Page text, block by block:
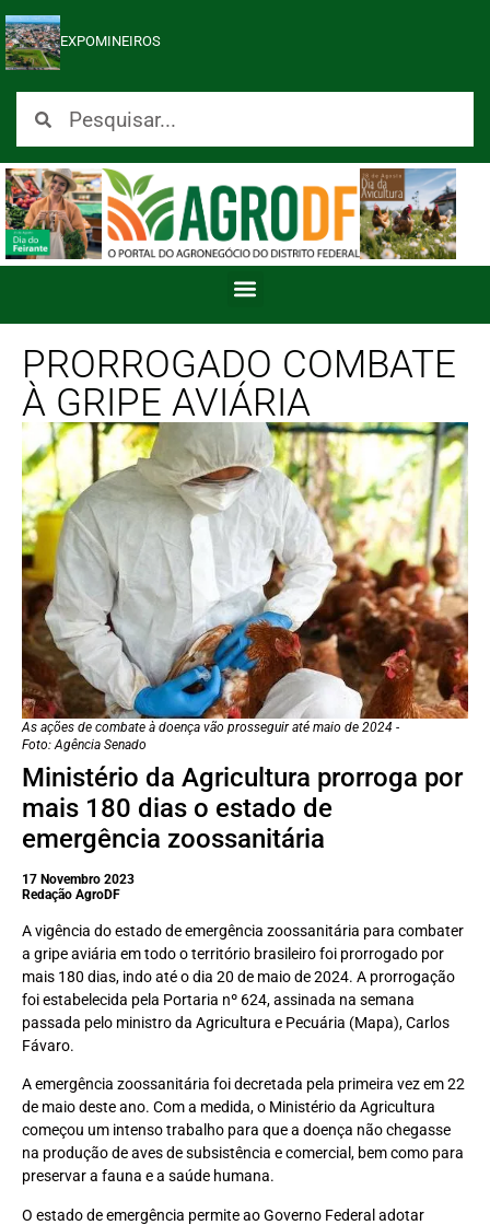
EXPOMINEIROS
PRORROGADO COMBATE
À GRIPE AVIÁRIA
As ações de combate à doença vão prosseguir até maio de 2024 -
Foto: Agência Senado
Ministério da Agricultura prorroga por
mais 180 dias o estado de
emergência zoossanitária
17 Novembro 2023
Redação AgroDF
A vigência do estado de emergência zoossanitária para combater
a gripe aviária em todo o território brasileiro foi prorrogado por
mais 180 dias, indo até o dia 20 de maio de 2024. A prorrogação
foi estabelecida pela Portaria nº 624, assinada na semana
passada pelo ministro da Agricultura e Pecuária (Mapa), Carlos
Fávaro.
A emergência zoossanitária foi decretada pela primeira vez em 22
de maio deste ano. Com a medida, o Ministério da Agricultura
começou um intenso trabalho para que a doença não chegasse
na produção de aves de subsistência e comercial, bem como para
preservar a fauna e a saúde humana.
O estado de emergência permite ao Governo Federal adotar